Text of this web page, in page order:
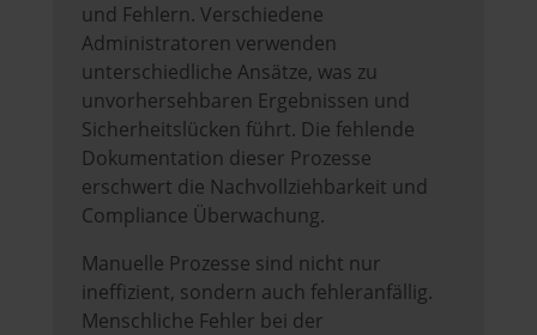
und Fehlern. Verschiedene
Administratoren verwenden
unterschiedliche Ansätze, was zu
unvorhersehbaren Ergebnissen und
Sicherheitslücken führt. Die fehlende
Dokumentation dieser Prozesse
erschwert die Nachvollziehbarkeit und
Compliance Überwachung.
Manuelle Prozesse sind nicht nur
ineffizient, sondern auch fehleranfällig.
Menschliche Fehler bei der